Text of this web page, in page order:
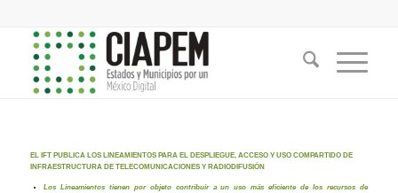
EL IFT PUBLICA LOS LINEAMIENTOS PARA EL DESPLIEGUE, ACCESO Y USO COMPARTIDO DE
INFRAESTRUCTURA DE TELECOMUNICACIONES Y RADIODIFUSIÓN
Los Lineamientos tienen por objeto contribuir a un uso más eficiente de los recursos de